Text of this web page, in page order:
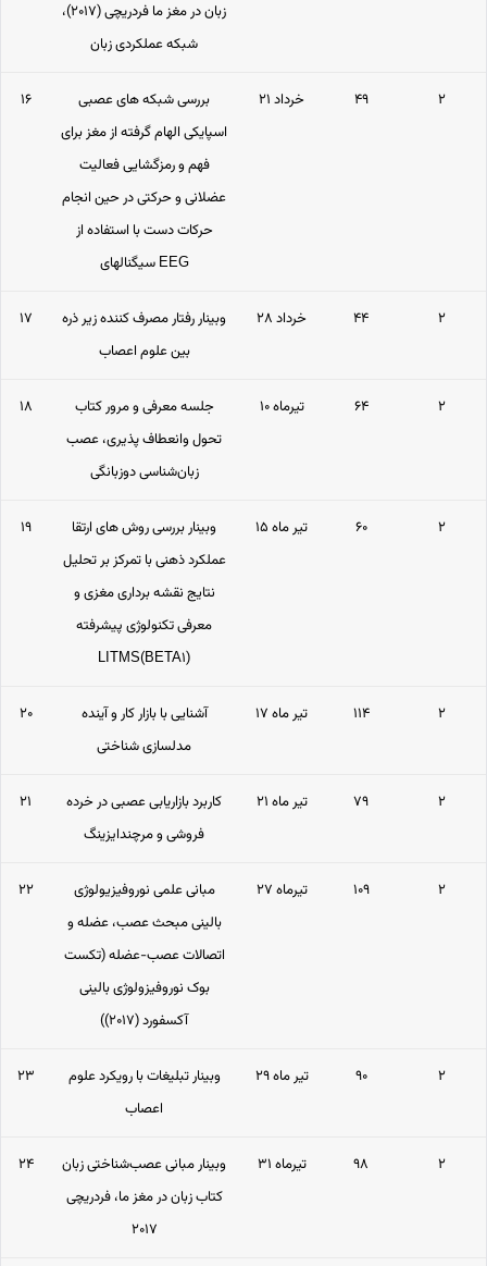
زبان در مغز ما فردریچی (۲۰۱۷)،
شبکه عملکردی زبان
۱۶
بررسی شبکه های عصبی
اسپایکی الهام گرفته از مغز برای
فهم و رمزگشایی فعالیت
عضلانی و حرکتی در حین انجام
حرکات دست با استفاده از
سیگنالهای EEG
۲۱ خرداد ۴۹ ۲
۱۷
وبینار رفتار مصرف کننده زیر ذره
بین علوم اعصاب
۲۸ خرداد ۴۴ ۲
۱۸
جلسه معرفی و مرور کتاب
تحول وانعطاف پذیری، عصب
زبان‌شناسی دوزبانگی
۱۰ تیرماه ۶۴ ۲
۱۹
وبینار بررسی روش های ارتقا
عملکرد ذهنی با تمرکز بر تحلیل
نتایج نقشه برداری مغزی و
معرفی تکنولوژی پیشرفته
LITMS(BETA1)
۱۵ تیر ماه ۶۰ ۲
۲۰
آشنایی با بازار کار و آینده
مدلسازی شناختی
۱۷ تیر ماه ۱۱۴ ۲
۲۱
کاربرد بازاریابی عصبی در خرده
فروشی و مرچندایزینگ
۲۱ تیر ماه ۷۹ ۲
۲۲
مبانی علمی نوروفیزیولوژی
بالینی مبحث عصب، عضله و
اتصالات عصب-عضله (تکست
بوک نوروفیزولوژی بالینی
آکسفورد (۲۰۱۷))
۲۷ تیرماه ۱۰۹ ۲
۲۳
وبینار تبلیغات با رویکرد علوم
اعصاب
۲۹ تیر ماه ۹۰ ۲
۲۴
وبینار مبانی عصب‌شناختی زبان
کتاب زبان در مغز ما، فردریچی
۲۰۱۷
۳۱ تیرماه ۹۸ ۲